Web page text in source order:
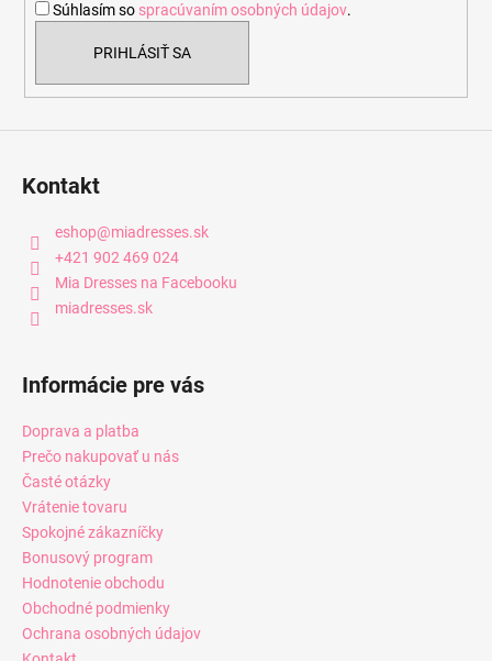
Súhlasím so spracúvaním osobných údajov.
PRIHLÁSIŤ SA
Kontakt
eshop@miadresses.sk
+421 902 469 024
Mia Dresses na Facebooku
miadresses.sk
Informácie pre vás
Doprava a platba
Prečo nakupovať u nás
Časté otázky
Vrátenie tovaru
Spokojné zákazníčky
Bonusový program
Hodnotenie obchodu
Obchodné podmienky
Ochrana osobných údajov